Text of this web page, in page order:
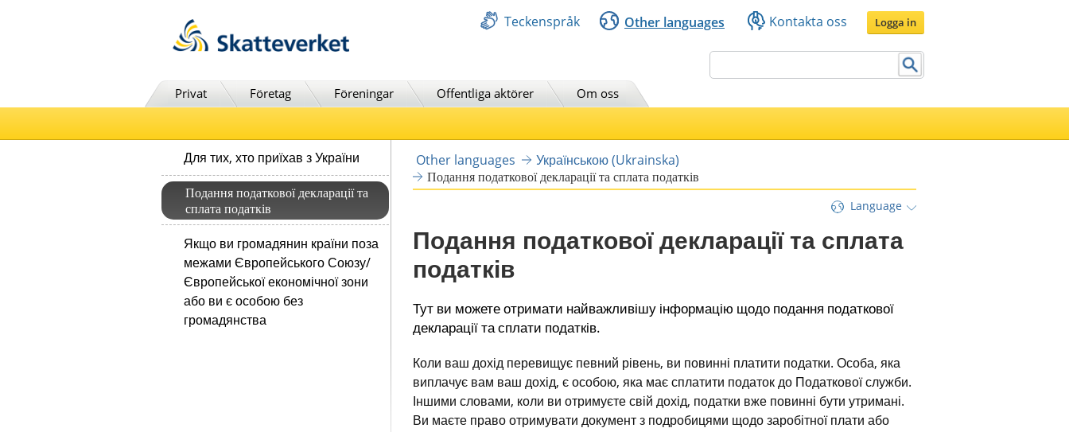
Teckenspråk Other languages Kontakta oss Logga in
Privat Företag Föreningar Offentliga aktörer Om oss
Для тих, хто приїхав з України
Подання податкової декларації та
сплата податків
Якщо ви громадянин країни поза
межами Європейського Союзу/
Європейської економічної зони
або ви є особою без
громадянства
Other languages
Українською (Ukrainska)
Подання податкової декларації та сплата податків
Language
Подання податкової декларації та сплата
податків
Тут ви можете отримати найважливішу інформацію щодо подання податкової
декларації та сплати податків.
Коли ваш дохід перевищує певний рівень, ви повинні платити податки. Особа, яка
виплачує вам ваш дохід, є особою, яка має сплатити податок до Податкової служби.
Іншими словами, коли ви отримуєте свій дохід, податки вже повинні бути утримані.
Ви маєте право отримувати документ з подробицями щодо заробітної плати або